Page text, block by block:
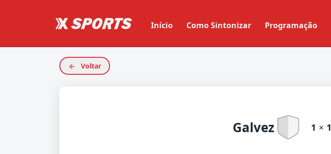
Início Como Sintonizar Programação
Voltar
Galvez 1 × 1